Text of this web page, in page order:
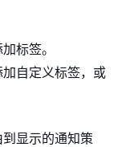
标签。
自定义标签，或
显示的通知策